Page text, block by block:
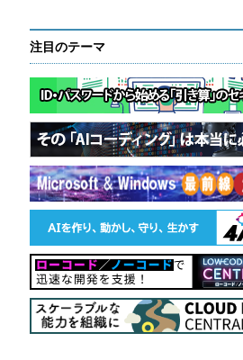
注目のテーマ